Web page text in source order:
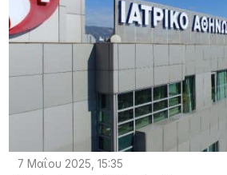
7 Μαΐου 2025, 15:35